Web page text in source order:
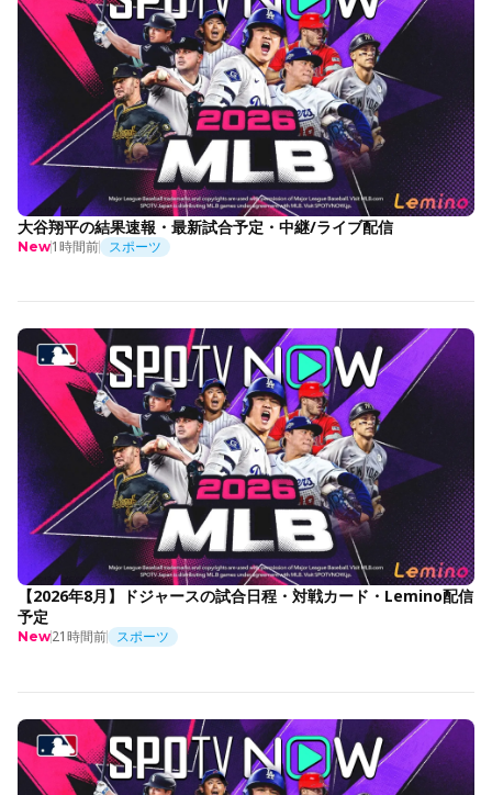
大谷翔平の結果速報・最新試合予定・中継/ライブ配信
New1時間前 スポーツ
【2026年8月】ドジャースの試合日程・対戦カード・Lemino配信
予定
New21時間前 スポーツ